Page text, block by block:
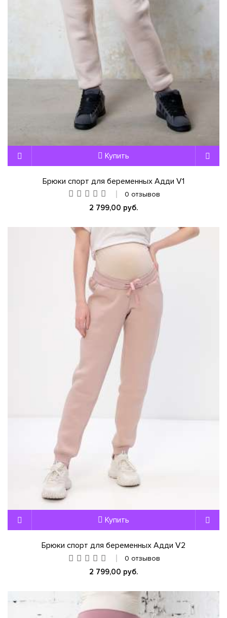
Купить
Брюки спорт для беременных Адди V1
0 отзывов
2 799,00 руб.
Купить
Брюки спорт для беременных Адди V2
0 отзывов
2 799,00 руб.